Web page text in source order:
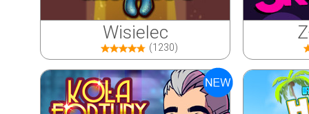
Wisielec
(1230)